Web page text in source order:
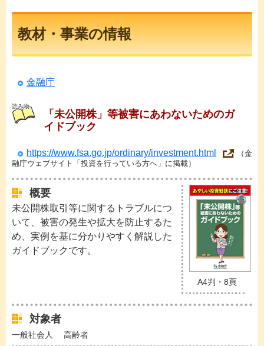
教材・事業の情報
金融庁
読み物
「未公開株」等被害にあわないためのガ
イドブック
https://www.fsa.go.jp/ordinary/investment.html
（金
融庁ウェブサイト「投資を行っている方へ」に掲載）
A4判・8頁
概要
未公開株取引等に関するトラブルにつ
いて、被害の発生や拡大を防止するた
め、実例を基に分かりやすく解説した
ガイドブックです。
対象者
一般社会人 高齢者